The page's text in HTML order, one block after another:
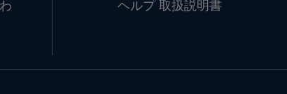
ヘルプ 取扱説明書